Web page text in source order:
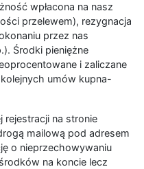
wpłacona na nasz
przelewem), rezygnacja
przez nas
Środki pieniężne
i zaliczane
umów kupna-
rejestracji na stronie
mailową pod adresem
o nieprzechowywaniu
na koncie lecz